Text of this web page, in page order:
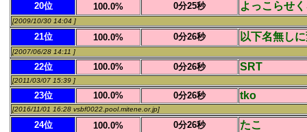
20位 100.0% 0分25秒 よっこらせ
[2009/10/30 14:04 ]
21位 100.0% 0分26秒 以下名無し
[2007/06/28 14:11 ]
22位 100.0% 0分26秒 SRT
[2011/03/07 15:39 ]
23位 100.0% 0分26秒 tko
[2016/11/01 16:28 vsbf0022.pool.mitene.or.jp]
24位 100.0% 0分26秒 たこ